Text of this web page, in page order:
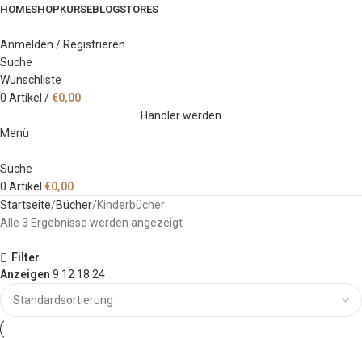
HOMESHOPKURSEBLOGSTORES
Anmelden / Registrieren
Suche
Wunschliste
0 Artikel /€0,00
Händler werden
Menü
Suche
0 Artikel €0,00
Startseite Bücher Kinderbücher
Alle 3 Ergebnisse werden angezeigt
Filter
Anzeigen 9 12 18 24